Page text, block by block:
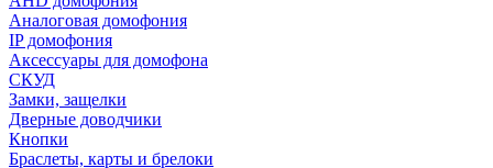
Аналоговая домофония
IP домофония
Аксессуары для домофона
СКУД
Замки, защелки
Дверные доводчики
Кнопки
Браслеты, карты и брелоки